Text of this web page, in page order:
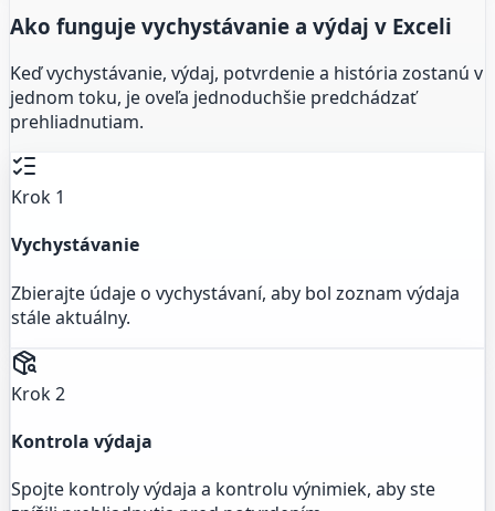
Ako funguje vychystávanie a výdaj v Exceli
Keď vychystávanie, výdaj, potvrdenie a história zostanú v
jednom toku, je oveľa jednoduchšie predchádzať
prehliadnutiam.
Krok 1
Vychystávanie
Zbierajte údaje o vychystávaní, aby bol zoznam výdaja
stále aktuálny.
Krok 2
Kontrola výdaja
Spojte kontroly výdaja a kontrolu výnimiek, aby ste